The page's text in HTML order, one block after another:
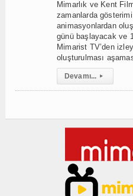
Mimarlık ve Kent
zamanlarda
animasyonlardan
günü başlayacak ve
Mimarist TV’den
oluşturulması
Devamı... ▸